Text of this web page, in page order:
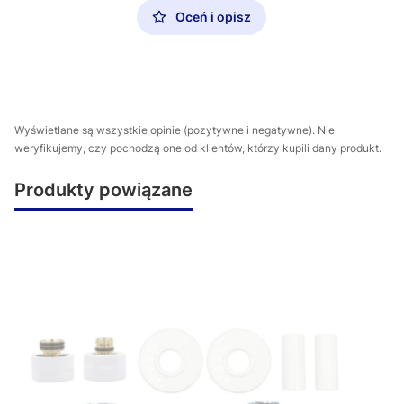
Oceń i opisz
Wyświetlane są wszystkie opinie (pozytywne i negatywne). Nie
weryfikujemy, czy pochodzą one od klientów, którzy kupili dany produkt.
Produkty powiązane